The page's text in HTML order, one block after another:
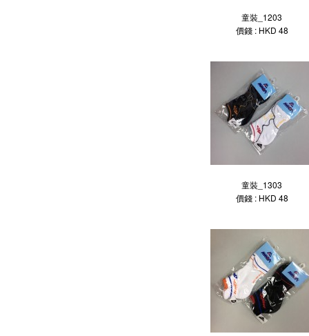
童裝_1203
價錢 : HKD 48
童裝_1303
價錢 : HKD 48